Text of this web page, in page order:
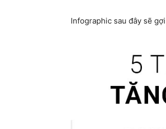
Infographic sau đây sẽ